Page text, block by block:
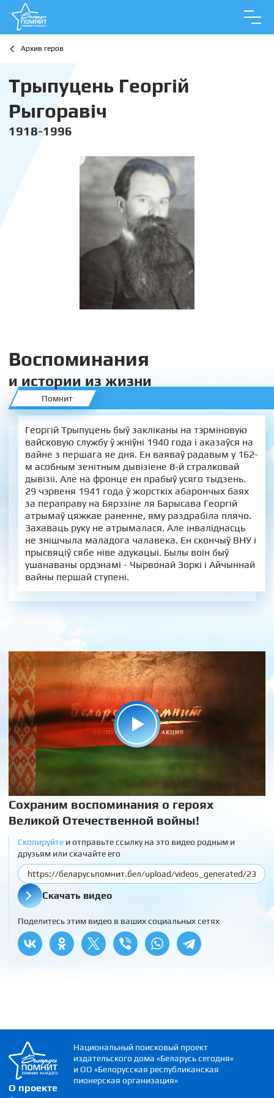
Архив геров
Трыпуцень Георгій
Рыгоравіч
1918-1996
Воспоминания
и истории из жизни
Помнит
Георгій Трыпуцень быў закліканы на тэрміновую
вайсковую службу ў жніўні 1940 года і аказаўся на
вайне з першага яе дня. Ен ваяваў радавым у 162-
м асобным зенітным дывізіене 8-й стралковай
дывізіі. Але на фронце ен прабыў усяго тыдзень.
29 чэрвеня 1941 года ў жорсткіх абарончых баях
за пераправу на Бярэзіне ля Барысава Георгій
атрымаў цяжкае раненне, яму раздрабіла плячо.
Захаваць руку не атрымалася. Але інваліднасць
не знішчыла маладога чалавека. Ен скончыў ВНУ і
прысвяціў сябе ніве адукацыі. Былы воін быў
ушанаваны ордэнамі - Чырвонай Зоркі і Айчыннай
вайны першай ступені.
Сохраним воспоминания о героях
Великой Отечественной войны!
Скопируйтеи отправьте ссылку на это видео родным и
друзьям или скачайте его
Скачать видео
Поделитесь этим видео в ваших социальных сетях
О проекте
Национальный поисковый проект
издательского дома «Беларусь сегодня»
и ОО «Белорусская республиканская
пионерская организация»